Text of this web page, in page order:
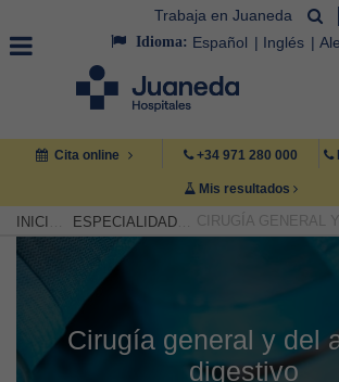
Trabaja en Juaneda
Idioma: Español Inglés
Cita online +34 971 280 000
Mis resultados
INICIO ESPECIALIDADES
Cirugía general y del
digestivo